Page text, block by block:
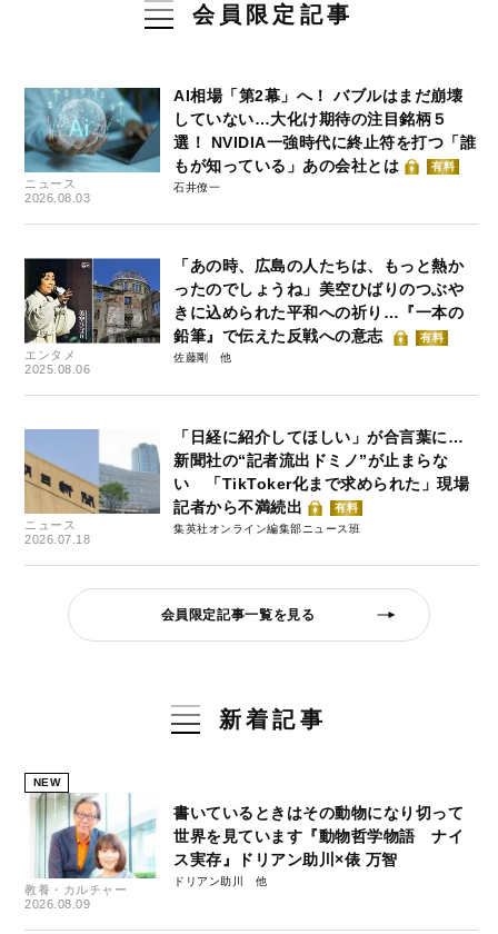
会員限定記事
ニュース
2026.08.03
AI相場「第2幕」へ！ バブルはまだ崩壊
していない…大化け期待の注目銘柄５
選！ NVIDIA一強時代に終止符を打つ「誰
もが知っている」あの会社とは
有料
石井僚一
エンタメ
2025.08.06
「あの時、広島の人たちは、もっと熱か
ったのでしょうね」美空ひばりのつぶや
きに込められた平和への祈り…『一本の
鉛筆』で伝えた反戦への意志
有料
佐藤剛
ニュース
2026.07.18
「日経に紹介してほしい」が合言葉に…
新聞社の“記者流出ドミノ”が止まらな
い 「TikToker化まで求められた」現場
記者から不満続出
有料
集英社オンライン編集部ニュース班
会員限定記事一覧を見る
新着記事
NEW
教養・カルチャー
2026.08.09
書いているときはその動物になり切って
世界を見ています『動物哲学物語 ナイ
ス実存』ドリアン助川×俵 万智
ドリアン助川